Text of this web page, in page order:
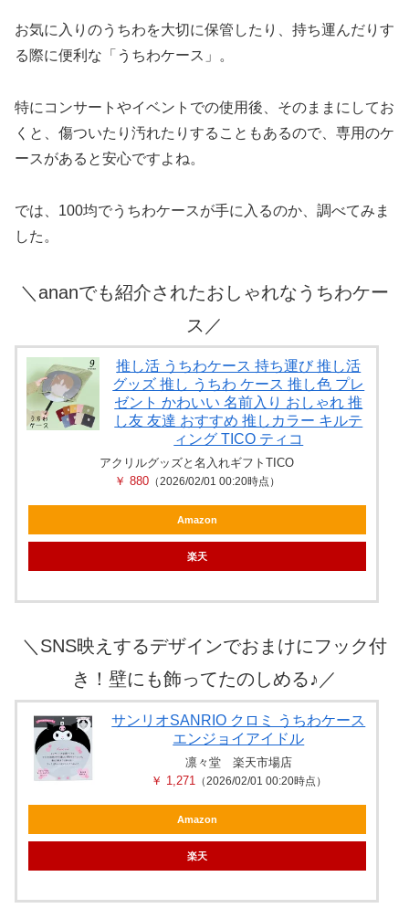
お気に入りのうちわを大切に保管したり、持ち運んだりす
る際に便利な「うちわケース」。
特にコンサートやイベントでの使用後、そのままにしてお
くと、傷ついたり汚れたりすることもあるので、専用のケ
ースがあると安心ですよね。
では、100均でうちわケースが手に入るのか、調べてみま
した。
＼ananでも紹介されたおしゃれなうちわケー
ス／
推し活 うちわケース 持ち運び 推し活
グッズ 推し うちわ ケース 推し色 プレ
ゼント かわいい 名前入り おしゃれ 推
し友 友達 おすすめ 推しカラー キルテ
ィング TICO ティコ
アクリルグッズと名入れギフトTICO
￥ 880（2026/02/01 00:20時点）
Amazon
楽天
＼ SNS映えするデザインでおまけにフック付
き！壁にも飾ってたのしめる♪ ／
サンリオSANRIO クロミ うちわケース
エンジョイアイドル
凛々堂 楽天市場店
￥ 1,271
（2026/02/01 00:20時点）
Amazon
楽天